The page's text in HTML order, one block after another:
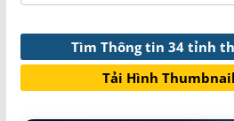
Tìm Thông tin 34 tỉnh
Tải Hình